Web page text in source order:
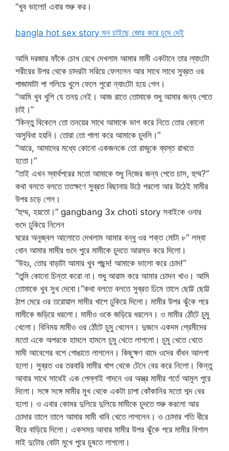
“খুব ভালো! এবার শুরু কর।
bangla hot sex story মন চাইছে জোর করে চুদে দেই
আমি দরজার ফাঁকে চোখ রেখে দেখলাম আমার মামী একটানে তার ল্যাংটো
শরীরের উপর থেকে চাদরটা সরিয়ে ফেললেন আর সাথে সাথে সুব্রত ওর
পাজামাটা পা গলিয়ে খুলে ফেলে পুরো ন্যাংটো হয়ে গেল।
“আমি খুব খুশি যে তনয় নেই। আজ রাতে তোমাকে শুধু আমার জন্য পেতে
চাই।”
“কিন্তু বিকেলে তো তনয়ের সাথে আমাকে ভাগ করে নিতে তোর কোনো
অসুবিধা হয়নি। তোরা তো পালা করে আমাকে চুদলি।”
“আরে, আমাদের মধ্যে কোনো একজনকে তো রাজুকে ব্যস্ত রাখতে
হতো।”
“তাই এখন স্বার্থপরের মতো আমাকে শুধু নিজের জন্য পেতে চাস, হুম্ম?”
কথা বলতে বলতে ততক্ষণে সুব্রত বিছানায় উঠে পরলো আর উঠেই মামীর
উপর চড়ে গেল।
“হুম্ম, হয়তো।” gangbang 3x choti story সবাইকে ওনার
গুদে ঢুকিয়ে নিলেন
ঘরের অনুজ্বল আলোতে দেখলাম আমার বন্ধু ওর শক্ত মোটা ৮” লম্বা
ধোন আমার মামীর গুদে পুরে মামীকে চুদতে আরম্ভ করে দিলো।
“উহঃ, তোর বাড়াটা আমার খুব পছন্দ! আমাকে ভালো করে চোদ!”
“তুমি কোনো চিন্তা করো না। শুধু আরাম করে আমার চোদন খাও। আমি
তোমাকে খুব সুখ দেবো।”কথা বলতে বলতে সুব্রত ঢিমে তালে ছোট্ট ছোট্ট
ঠাপ মেরে ওর তরোয়াল মামীর খাপে ঢুকিয়ে দিলো। মামীর উপর ঝুঁকে পরে
মামীকে জড়িয়ে ধরলো। মামীও ওকে জড়িয়ে ধরলেন। ও মামীর ঠোঁটে চুমু
খেলো। বিনিময় মামীও ওর ঠোঁটে চুমু খেলেন। দুজনে একদম প্রেমীদের
মতো একে অপরকে হামলে হামলে চুমু খেতে লাগলো। চুমু খেতে খেতে
মামী আবেগের বশে গোঙাতে লাগলেন। কিছুক্ষণ বাদে ওদের বাঁধন আলগা
হলো। সুব্রত ওর তরবারি মামীর খাপ থেকে টেনে বের করে নিলো। কিন্তু
আবার সাথে সাথেই এক পেল্লাই গাদনে ওর অস্ত্র মামীর গর্তে আমূল পুরে
দিলো। সঙ্গে সঙ্গে মামীর মুখ থেকে একটা চাপা কোঁকানির মতো শব্দ বের
হলো। ও এবার কোমর দুলিয়ে দুলিয়ে মামীকে চুদতে শুরু করলো আর
চোদার তালে তালে আমার মামী খাবি খেতে লাগলেন। ও চোদার গতি ধীরে
ধীরে বাড়িয়ে দিলো। একসময় আবার মামীর উপর ঝুঁকে পরে মামীর বিশাল
মাই দুটোর বোটা মুখে পুরে চুষতে লাগলো।